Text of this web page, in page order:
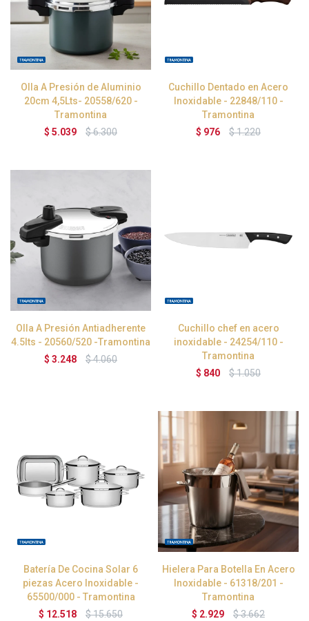
Olla A Presión de Aluminio
20cm 4,5Lts- 20558/620 -
Tramontina
$ 5.039 $6.300
Cuchillo Dentado en Acero
Inoxidable - 22848/110 -
Tramontina
$ 976 $1.220
Olla A Presión Antiadherente
4.5lts - 20560/520 -Tramontina
$ 3.248 $4.060
Cuchillo chef en acero
inoxidable - 24254/110 -
Tramontina
$ 840 $1.050
Batería De Cocina Solar 6
piezas Acero Inoxidable -
65500/000 - Tramontina
$ 12.518 $15.650
Hielera Para Botella En Acero
Inoxidable - 61318/201 -
Tramontina
$ 2.929 $3.662